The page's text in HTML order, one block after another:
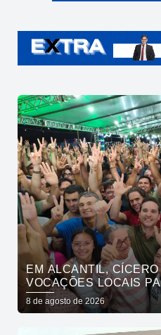
EM ALCANTIL,
VOCAÇÕES LOCAIS
E RENDA
8 de agosto de 2026